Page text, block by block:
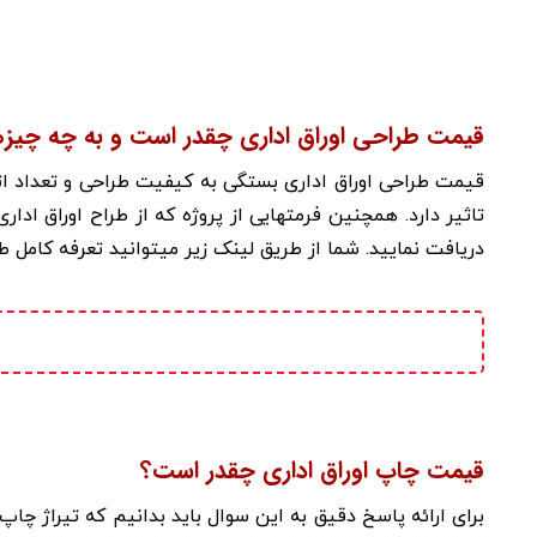
قیمت طراحی اوراق اداری چقدر است و به چه
قیمت طراحی اوراق اداری بستگی به کیفیت طراحی و تعداد
تاثیر دارد. همچنین فرمتهایی از پروژه که از طراح اوراق
دریافت نمایید. شما از طریق لینک زیر میتوانید تعرفه کامل
قیمت چاپ اوراق اداری چقدر است؟
برای ارائه پاسخ دقیق به این سوال باید بدانیم که